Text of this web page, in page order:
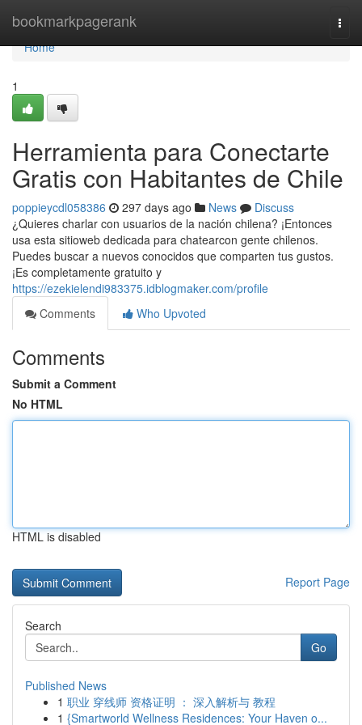
bookmarkpagerank
Home
Home
1
Herramienta para Conectarte
Gratis con Habitantes de Chile
poppieycdl058386 297 days ago News
Discuss
¿Quieres charlar con usuarios de la nación chilena? ¡Entonces
usa esta sitioweb dedicada para chatearcon gente chilenos.
Puedes buscar a nuevos conocidos que comparten tus gustos.
¡Es completamente gratuito y
https://ezekielendi983375.idblogmaker.com/profile
Comments
Who Upvoted
Comments
Submit a Comment
No HTML
HTML is disabled
Report Page
Search
Go
Published News
1 职业 穿线师 资格证明 ： 深入解析与 教程
1 {Smartworld Wellness Residences: Your Haven o...